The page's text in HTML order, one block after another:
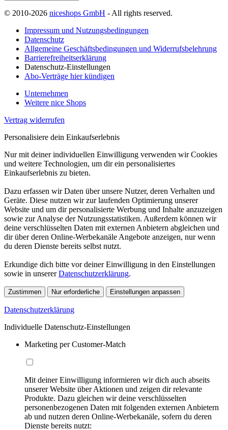
© 2010-2026 niceshops GmbH - All rights reserved.
Impressum und Nutzungsbedingungen
Datenschutz
Allgemeine Geschäftsbedingungen und Widerrufsbelehrung
Barrierefreiheitserklärung
Datenschutz-Einstellungen
Abo-Verträge hier kündigen
Unternehmen
Weitere nice Shops
Vertrag widerrufen
Personalisiere dein Einkaufserlebnis
Nur mit deiner individuellen Einwilligung verwenden wir Cookies
und weitere Technologien, um dir ein personalisiertes
Einkaufserlebnis zu bieten.
Dazu erfassen wir Daten über unsere Nutzer, deren Verhalten und
Geräte. Diese nutzen wir zur laufenden Optimierung unserer
Website und um dir personalisierte Werbung und Inhalte anzuzeigen
sowie zur Analyse der Nutzungsstatistiken. Außerdem können wir
deine verschlüsselten Daten mit externen Anbietern abgleichen und
dir über deren Online-Werbekanäle Angebote anzeigen, nur wenn
du deren Dienste bereits selbst nutzt.
Erkundige dich bitte vor deiner Einwilligung in den Einstellungen
sowie in unsererDatenschutzerklärung.
Zustimmen Nur erforderliche Einstellungen anpassen
Datenschutzerklärung
Individuelle Datenschutz-Einstellungen
Marketing per Customer-Match
Mit deiner Einwilligung informieren wir dich auch abseits
unserer Website über Aktionen und zeigen dir relevante
Produkte. Dazu gleichen wir deine verschlüsselten
personenbezogenen Daten mit folgenden externen Anbietern
ab und nutzen deren Online-Werbekanäle, sofern du deren
Dienste bereits nutzt: